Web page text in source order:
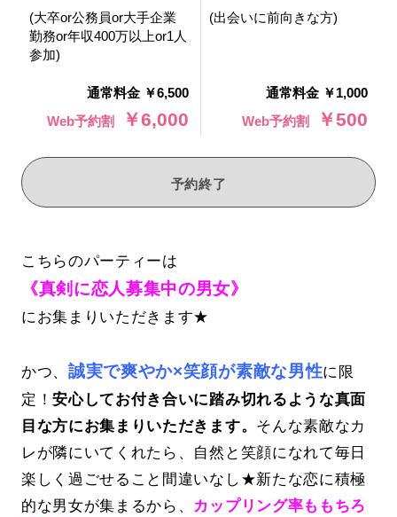
(大卒or公務員or大手企業
勤務or年収400万以上or1人
参加)
通常料金 ￥6,500
Web予約割
￥6,000
(出会いに前向きな方)
通常料金 ￥1,000
Web予約割
￥500
予約終了
こちらのパーティーは
《真剣に恋人募集中の男女》
にお集まりいただきます★
かつ、 誠実で爽やか×笑顔が素敵な男性に限
定！安心してお付き合いに踏み切れるような真面
目な方にお集まりいただきます。 そんな素敵なカ
レが隣にいてくれたら、自然と笑顔になれて毎日
楽しく過ごせること間違いなし★新たな恋に積極
的な男女が集まるから、 カップリング率ももちろ